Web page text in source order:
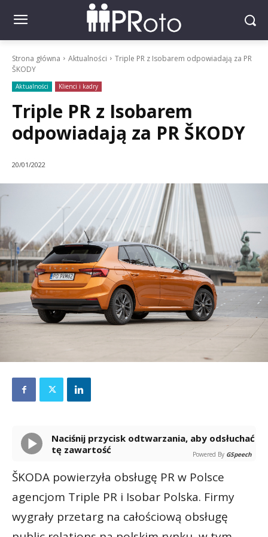
Strona główna Aktualności
Triple PR z Isobarem odpowiadają za PR
ŠKODY
Aktualności Klienci i kadry
Triple PR z Isobarem
odpowiadają za PR ŠKODY
20/01/2022
Naciśnij przycisk odtwarzania, aby odsłuchać
tę zawartość
Powered By GSpeech
ŠKODA powierzyła obsługę PR w Polsce
agencjom Triple PR i Isobar Polska. Firmy
wygrały przetarg na całościową obsługę